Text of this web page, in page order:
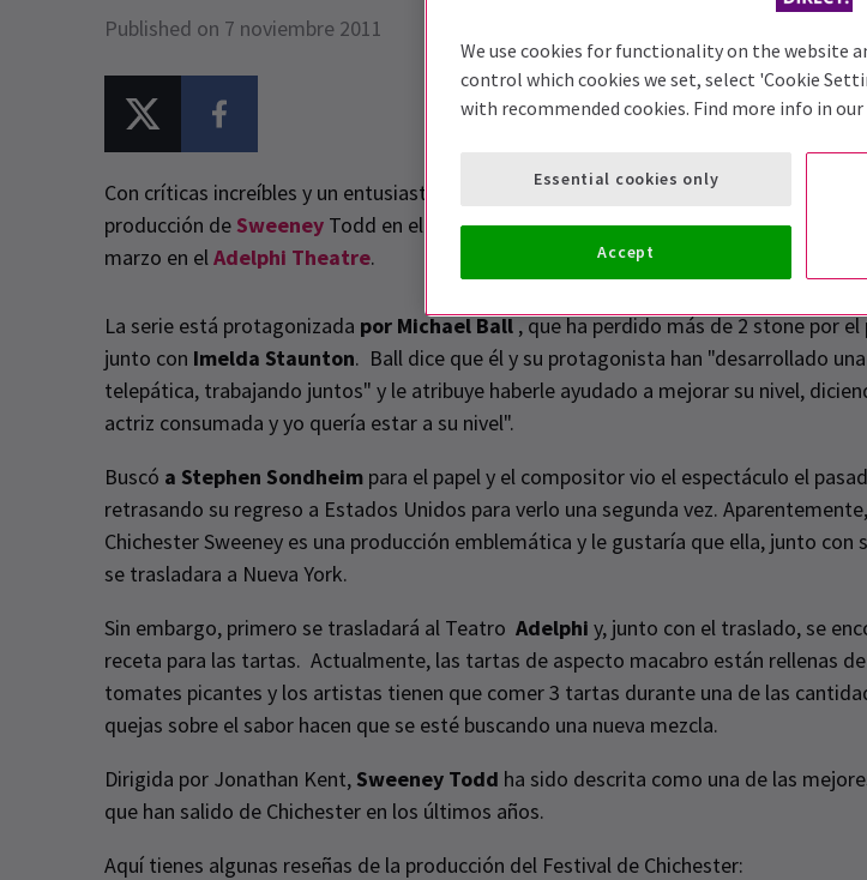
Published on 7 noviembre 2011
Con críticas increíbles y un entusiasta respaldo del creador del espectáculo, Stephen
producción de Sweeney Todd en el Festival de Chichester debutaráen el West End
marzo en el Adelphi Theatre.
La serie está protagonizada por Michael Ball, que ha perdido más de 2 stone por el
junto con Imelda Staunton. Ball dice que él y su protagonista han "desarrollado
telepática, trabajando juntos" y le atribuye haberle ayudado a mejorar su nivel,
actriz consumada y yo quería estar a su nivel".
Buscó a Stephen Sondheim para el papel y el compositor vio el espectáculo el
retrasando su regreso a Estados Unidos para verlo una segunda vez.
Chichester Sweeney es una producción emblemática y le gustaría que ella, junto con
se trasladara a Nueva York.
Sin embargo, primero se trasladará al Teatro Adelphi y, junto con el traslado, se
receta para las tartas. Actualmente, las tartas de aspecto macabro están rellenas
tomates picantes y los artistas tienen que comer 3 tartas durante una de las
quejas sobre el sabor hacen que se esté buscando una nueva mezcla.
Dirigida por Jonathan Kent, Sweeney Todd ha sido descrita como una de las
que han salido de Chichester en los últimos años.
Aquí tienes algunas reseñas de la producción del Festival de Chichester:
We use cookies for functionality on the website
control which cookies we set, select 'Cookie
with recommended cookies. Find more info in our
Essential cookies only
Accept